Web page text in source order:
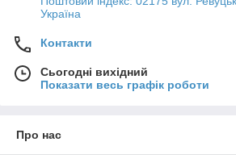
Україна
Контакти
Сьогодні вихідний
Показати весь графік роботи
Про нас